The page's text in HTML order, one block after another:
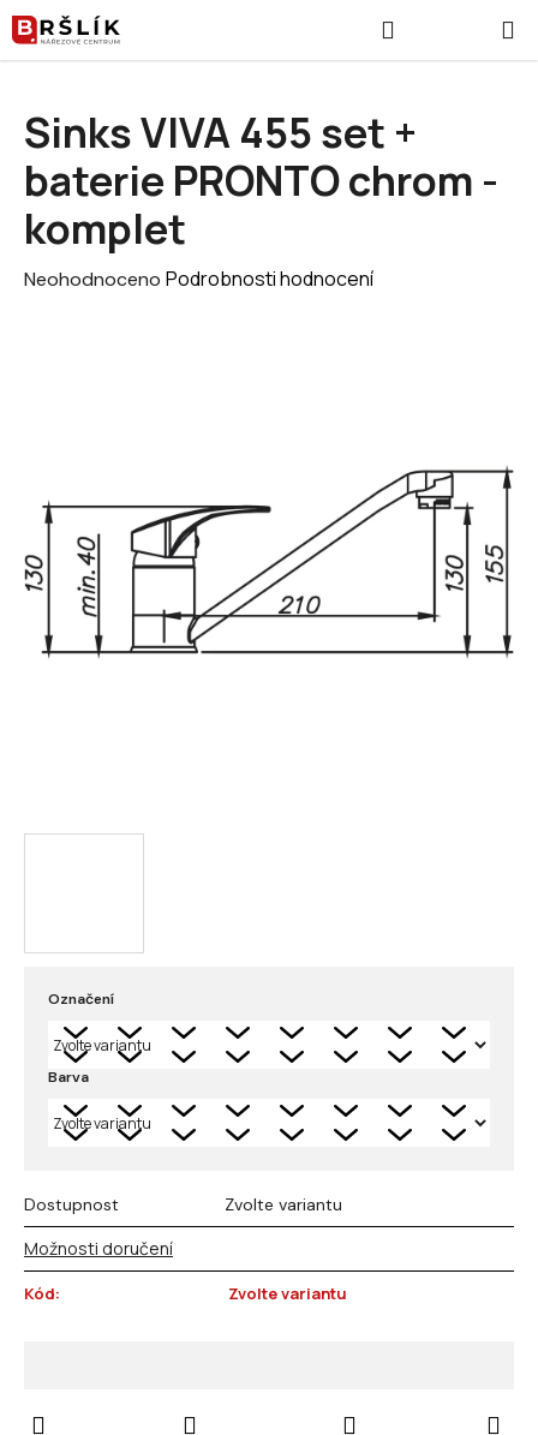
Přejít na obsah
Označení
Barva
Dostupnost Zvolte variantu
Možnosti doručení
Kód: Zvolte variantu
Sinks VIVA 455 set +
baterie PRONTO chrom -
komplet
Průměrné hodnocení produktu je 0,0 z 5 hvězdiček.
Neohodnoceno Podrobnosti hodnocení